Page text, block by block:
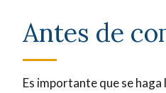
Antes de
Es importante que se